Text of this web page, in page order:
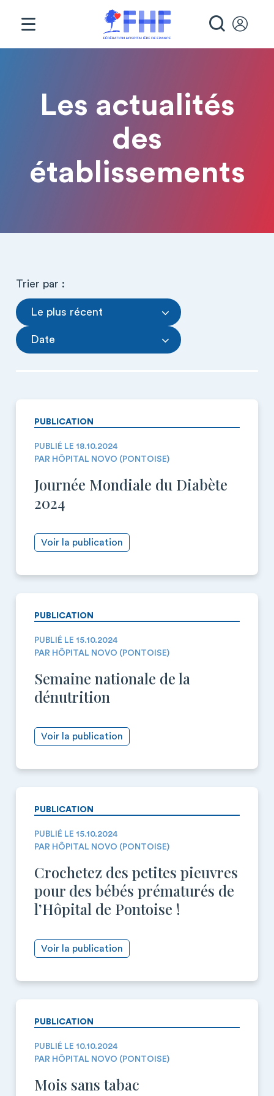
Fil d'ArianeLes actualités
des
établissements
Date
Trier par :
Le plus récent
PUBLICATION
PUBLIÉ LE 18.10.2024
PAR HÔPITAL NOVO (PONTOISE)
Journée Mondiale du Diabète
2024
Voir la publication
PUBLICATION
PUBLIÉ LE 15.10.2024
PAR HÔPITAL NOVO (PONTOISE)
Semaine nationale de la
dénutrition
Voir la publication
PUBLICATION
PUBLIÉ LE 15.10.2024
PAR HÔPITAL NOVO (PONTOISE)
Crochetez des petites pieuvres
pour des bébés prématurés de
l’Hôpital de Pontoise !
Voir la publication
PUBLICATION
PUBLIÉ LE 10.10.2024
PAR HÔPITAL NOVO (PONTOISE)
Mois sans tabac
Panneau de gestion des cookies